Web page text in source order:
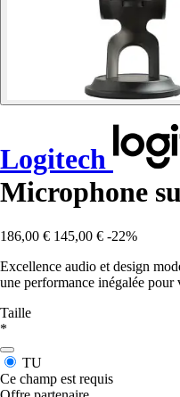
Logitech
Microphone
186,00 € 145,00 € -22%
Excellence audio et design
une performance inégalée pour
Taille
*
TU
Ce champ est requis